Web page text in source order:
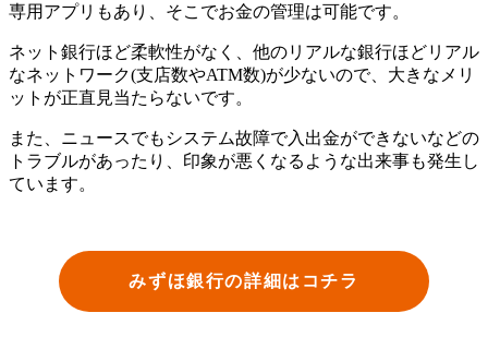
専用アプリもあり、そこでお金の管理は可能です。
ネット銀行ほど柔軟性がなく、他のリアルな銀行ほどリアル
なネットワーク(支店数やATM数)が少ないので、大きなメリ
ットが正直見当たらないです。
また、ニュースでもシステム故障で入出金ができないなどの
トラブルがあったり、印象が悪くなるような出来事も発生し
ています。
みずほ銀行の詳細はコチラ